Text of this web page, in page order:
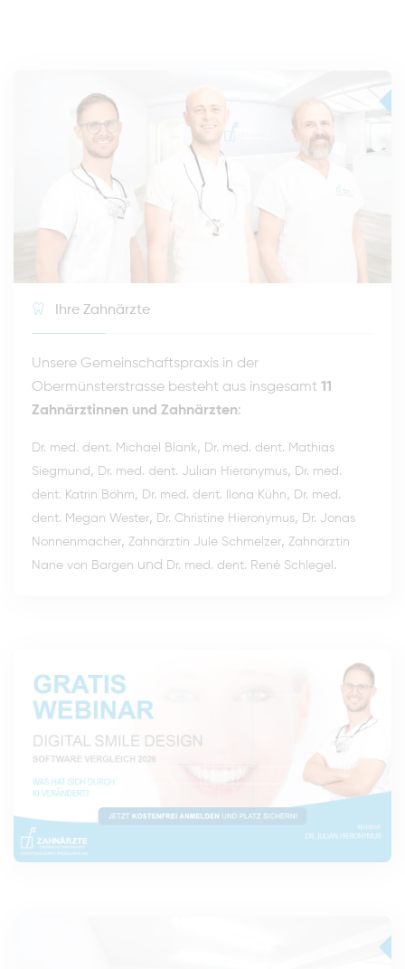
Ihre Zahnärzte
Unsere Gemeinschaftspraxis in der
Obermünsterstrasse besteht aus insgesamt 11
Zahnärztinnen und Zahnärzten:
Dr. med. dent. Michael Blank, Dr. med. dent. Mathias
Siegmund , Dr. med. dent. Julian Hieronymus, Dr. med.
dent. Katrin Böhm, Dr. med. dent. Ilona Kühn, Dr. med.
dent. Megan Wester, Dr. Christine Hieronymus, Dr. Jonas
Nonnenmacher, Zahnärztin Jule Schmelzer, Zahnärztin
Nane von Bargen und Dr. med. dent. René Schlegel .